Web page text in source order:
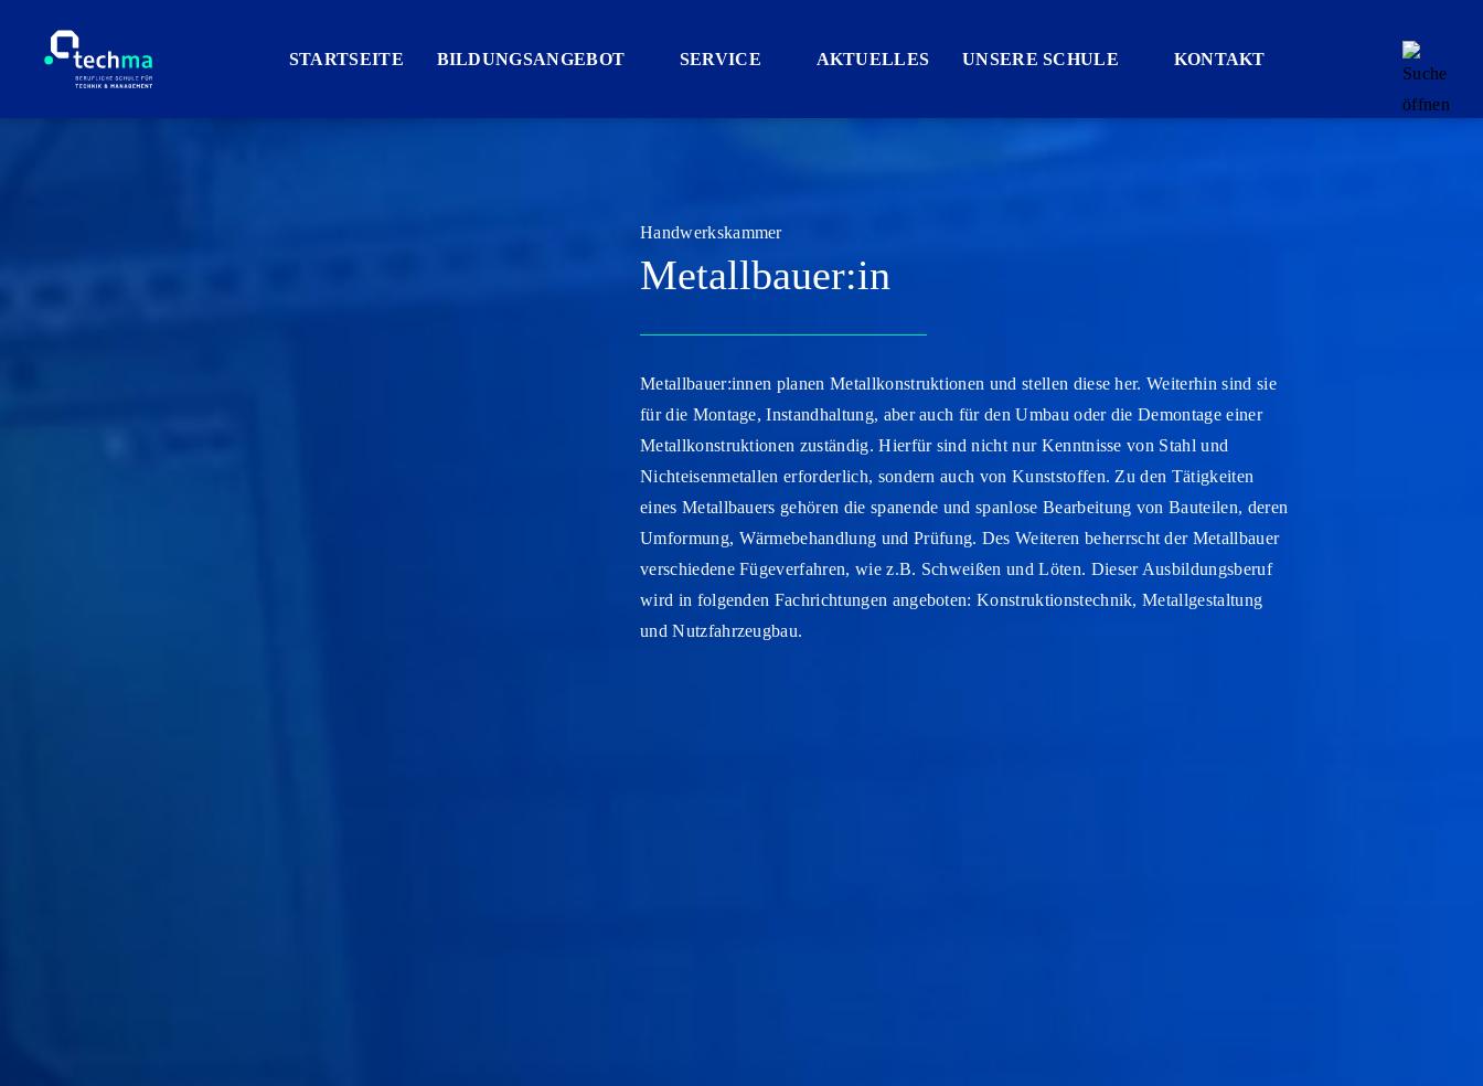
STARTSEITE BILDUNGSANGEBOT SERVICE AKTUELLES UNSERE SCHULE KONTAKT
Handwerkskammer
Metallbauer:in
Metallbauer:innen planen Metallkonstruktionen und stellen diese her. Weiterhin sind sie
für die Montage, Instandhaltung, aber auch für den Umbau oder die Demontage einer
Metallkonstruktionen zuständig. Hierfür sind nicht nur Kenntnisse von Stahl und
Nichteisenmetallen erforderlich, sondern auch von Kunststoffen. Zu den Tätigkeiten
eines Metallbauers gehören die spanende und spanlose Bearbeitung von Bauteilen, deren
Umformung, Wärmebehandlung und Prüfung. Des Weiteren beherrscht der Metallbauer
verschiedene Fügeverfahren, wie z.B. Schweißen und Löten. Dieser Ausbildungsberuf
wird in folgenden Fachrichtungen angeboten: Konstruktionstechnik, Metallgestaltung
und Nutzfahrzeugbau.